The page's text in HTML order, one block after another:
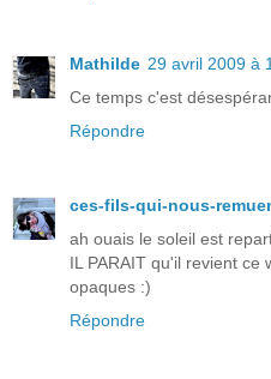
Mathilde 29 avril 2009 à
Ce temps c'est
Répondre
ces-fils-qui-nous-
ah ouais le soleil est
IL PARAIT qu'il revient ce
opaques :)
Répondre